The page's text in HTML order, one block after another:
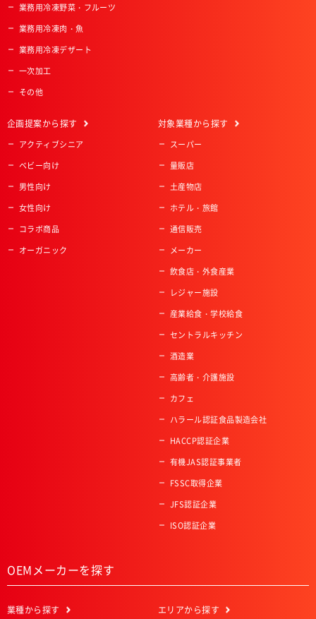
業務用冷凍野菜・フルーツ
業務用冷凍肉・魚
業務用冷凍デザート
一次加工
その他
企画提案から探す
アクティブシニア
ベビー向け
男性向け
女性向け
コラボ商品
オーガニック
対象業種から探す
スーパー
量販店
土産物店
ホテル・旅館
通信販売
メーカー
飲食店・外食産業
レジャー施設
産業給食・学校給食
セントラルキッチン
酒造業
高齢者・介護施設
カフェ
ハラール認証食品製造会社
HACCP認証企業
有機JAS認証事業者
FSSC取得企業
JFS認証企業
ISO認証企業
OEMメーカーを探す
業種から探す エリアから探す